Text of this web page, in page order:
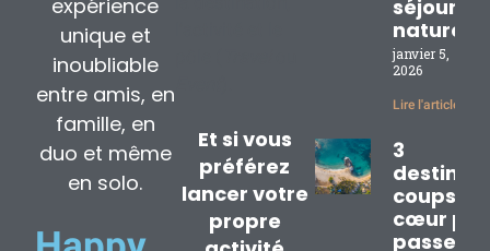
expérience
unique et
inoubliable
entre amis, en
famille, en
duo et même
en solo.
Et si vous
préférez
lancer votre
propre
séjours
nature
janvier 5,
2026
Lire l'article »
3
coups de
cœur
passer